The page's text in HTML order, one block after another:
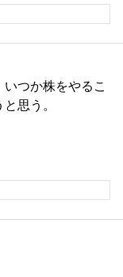
つか株をやるこ
思う。